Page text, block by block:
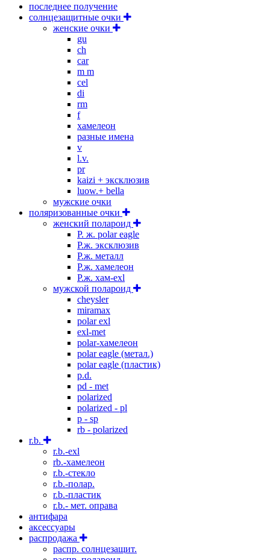
последнее получение
солнцезащитные очки
женские очки
gu
ch
car
m m
cel
di
rm
f
хамелеон
разные имена
v
l.v.
pr
kaizi + эксклюзив
luow.+ bella
мужские очки
поляризованные очки
женский полароид
P. ж. polar eagle
P.ж. эксклюзив
Р.ж. металл
P.ж. хамелеон
Р.ж. хам-exl
мужской полароид
cheysler
miramax
polar exl
exl-met
polar-хамелеон
polar eagle (метал.)
polar eagle (пластик)
p.d.
pd - met
polarized
polarized - pl
p - sp
rb - polarized
r.b.
r.b.-exl
rb.-хамелеон
r.b.-стекло
r.b.-полар.
r.b.-пластик
r.b.- мет. оправа
антифара
аксессуары
распродажа
распр. солнцезащит.